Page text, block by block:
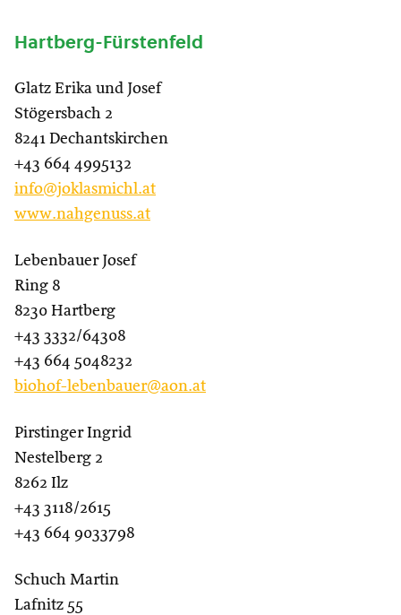
Hartberg-Fürstenfeld
Glatz Erika und Josef
Stögersbach 2
8241 Dechantskirchen
+43 664 4995132
info@joklasmichl.at
www.nahgenuss.at
Lebenbauer Josef
Ring 8
8230 Hartberg
+43 3332/64308
+43 664 5048232
biohof-lebenbauer@aon.at
Pirstinger Ingrid
Nestelberg 2
8262 Ilz
+43 3118/2615
+43 664 9033798
Schuch Martin
Lafnitz 55